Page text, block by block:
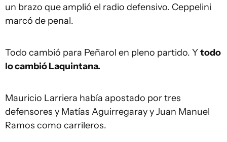
un brazo que amplió el radio defensivo. Ceppelini
marcó de penal.
Todo cambió para Peñarol en pleno partido. Ytodo
lo cambió Laquintana.
Mauricio Larriera había apostado por tres
defensores y Matías Aguirregaray y Juan Manuel
Ramos como carrileros.